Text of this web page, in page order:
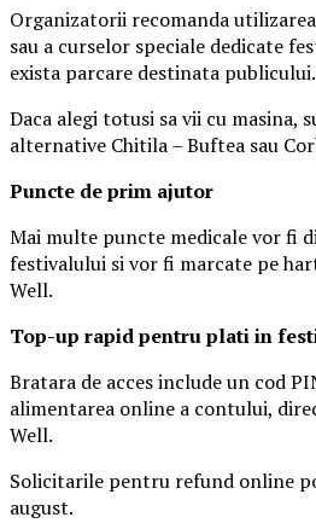
Organizatorii recomanda
sau a curselor speciale dedicate
exista parcare destinata publicului.
Daca alegi totusi sa vii cu masina,
alternative Chitila – Buftea sau
Puncte de prim ajutor
Mai multe puncte medicale vor fi
festivalului si vor fi marcate pe
Well.
Top-up rapid pentru plati in
Bratara de acces include un cod
alimentarea online a contului,
Well.
Solicitarile pentru refund online
august.